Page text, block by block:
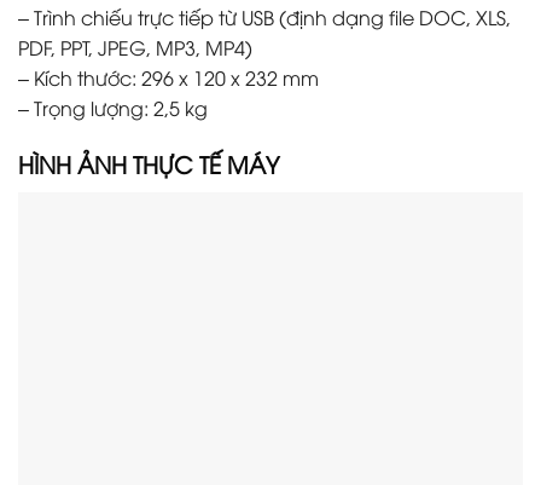
– Trình chiếu trực tiếp từ USB (định dạng file DOC, XLS,
PDF, PPT, JPEG, MP3, MP4)
– Kích thước: 296 x 120 x 232 mm
– Trọng lượng: 2,5 kg
HÌNH ẢNH THỰC TẾ MÁY